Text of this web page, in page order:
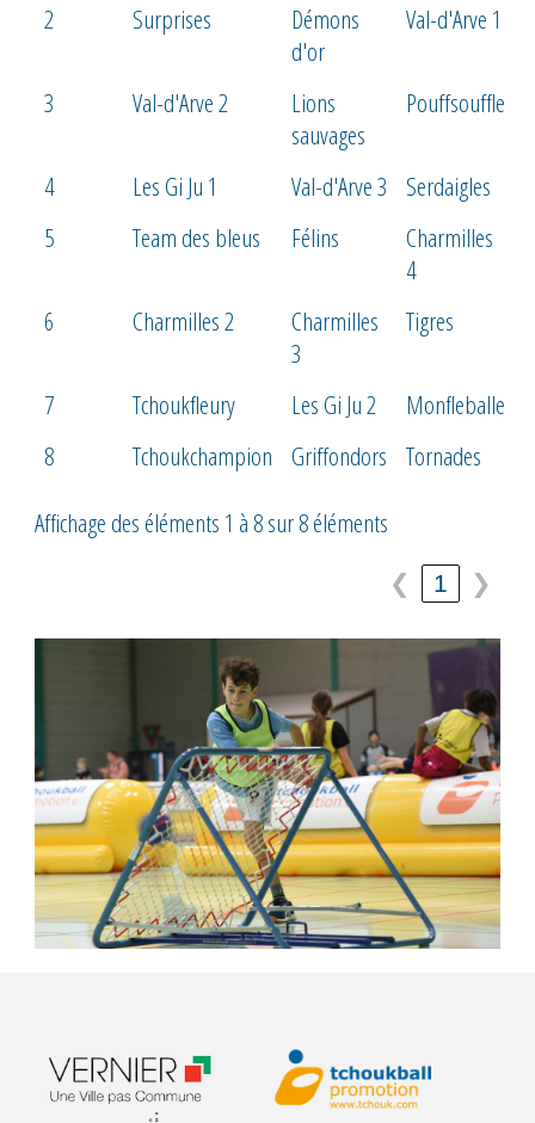
2
Surprises
Démons
d'or
Val-d'Arve 1
3 Val-d'Arve 2
Lions
sauvages
Pouffsouffle
4 Les Gi Ju 1 Val-d'Arve 3
Serdaigles
5
Team des bleus Félins
Charmilles
4
6
Charmilles 2
Charmilles
3
Tigres
7 Tchoukfleury Les Gi Ju 2
Monfleballe
8
Tchoukchampion Griffondors
Tornades
Affichage des éléments 1 à 8 sur 8 éléments
❮ 1 ❯